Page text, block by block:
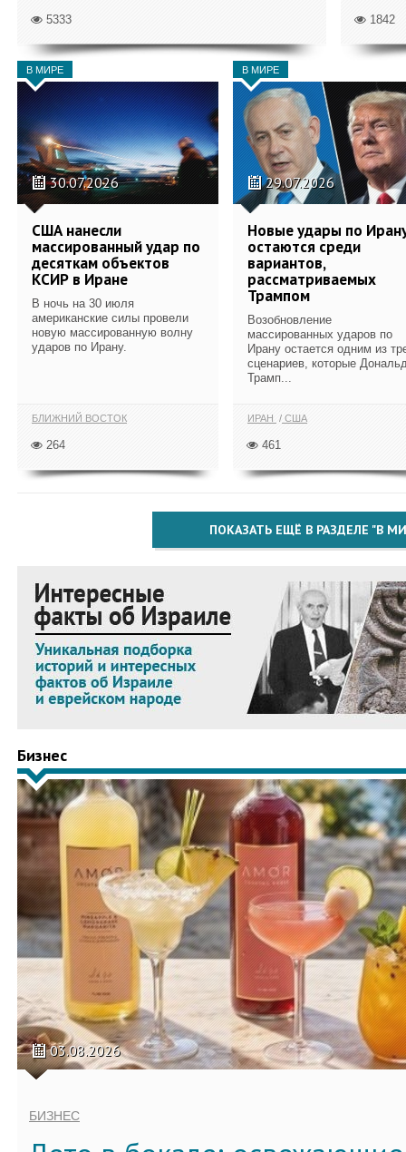
5333 1842
В МИРЕ
30.07.2026
США нанесли
массированный удар по
десяткам объектов
КСИР в Иране
В ночь на 30 июля
американские силы провели
новую массированную волну
ударов по Ирану.
БЛИЖНИЙ ВОСТОК
264
В МИРЕ
29.07.2026
Новые удары по
остаются среди
вариантов,
рассматриваемых
Трампом
Возобновление
массированных ударов по
Ирану остается одним из
сценариев, которые
Трамп...
ИРАН США
461
ПОКАЗАТЬ ЕЩЁ В РАЗДЕЛЕ "В
Бизнес
03.08.2026
БИЗНЕС